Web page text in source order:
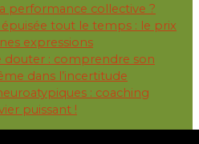
performance collective ?
tout le temps : le prix
expressions
: comprendre son
dans l’incertitude
: coaching
puissant !